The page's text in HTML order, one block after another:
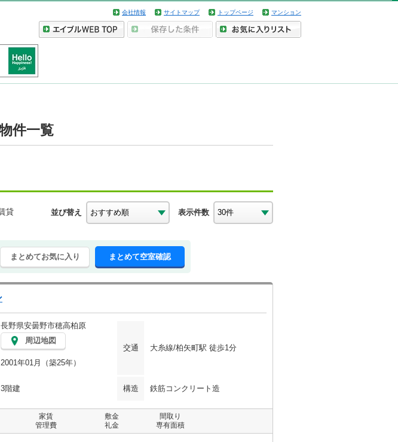
会社情報 サイトマップ トップページ マンション
件一覧
貸
並び替え 表示件数
まとめてお気に入り まとめて空室確認
長野県安曇野市穂高柏原
周辺地図
交通
大糸線/柏矢町駅 徒歩1分
2001年01月（築25年）
3階建 構造 鉄筋コンクリート造
家賃
管理費
敷金
礼金
間取り
専有面積